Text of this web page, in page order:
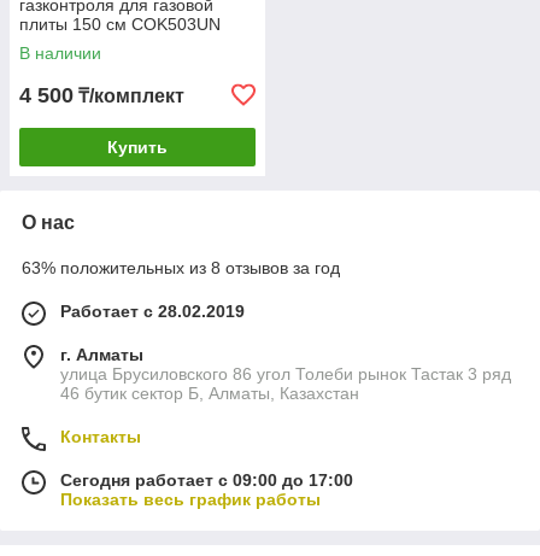
газконтроля для газовой
плиты 150 см COK503UN
В наличии
4 500 ₸/комплект
Купить
О нас
63% положительных из 8 отзывов за год
Работает с 28.02.2019
г. Алматы
улица Брусиловского 86 угол Толеби рынок Тастак 3 ряд
46 бутик сектор Б, Алматы, Казахстан
Контакты
Сегодня работает с 09:00 до 17:00
Показать весь график работы